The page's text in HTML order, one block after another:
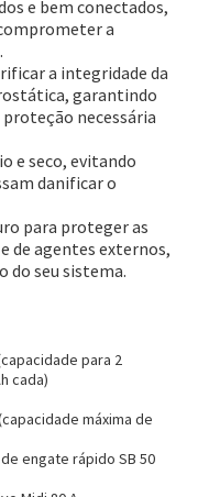
e bem conectados,
a
a integridade da
garantindo
necessária
e seco, evitando
danificar o
para proteger as
de agentes externos,
do seu sistema.
para 2
cada)
máxima de
engate rápido SB 50